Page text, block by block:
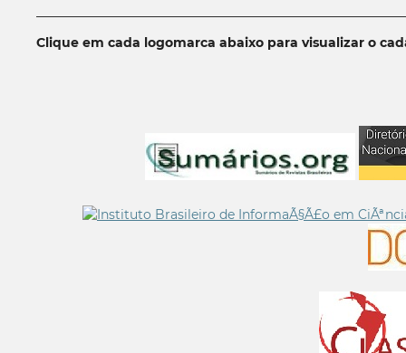
Clique em cada logomarca abaixo para visualizar o